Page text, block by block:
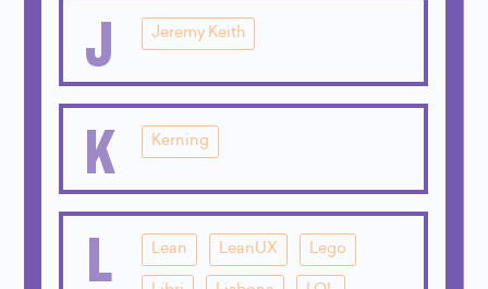
J Jeremy Keith
K Kerning
L Lean LeanUX Lego